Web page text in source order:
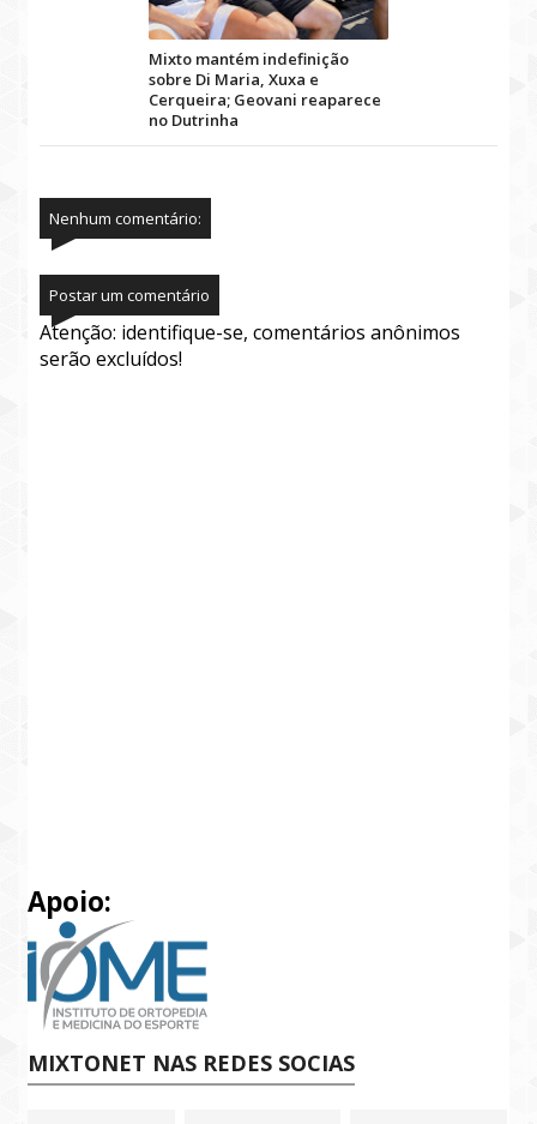
Mixto mantém indefinição
sobre Di Maria, Xuxa e
Cerqueira; Geovani reaparece
no Dutrinha
Nenhum comentário:
Postar um comentário
Atenção: identifique-se, comentários anônimos
serão excluídos!
Apoio:
MIXTONET NAS REDES SOCIAS